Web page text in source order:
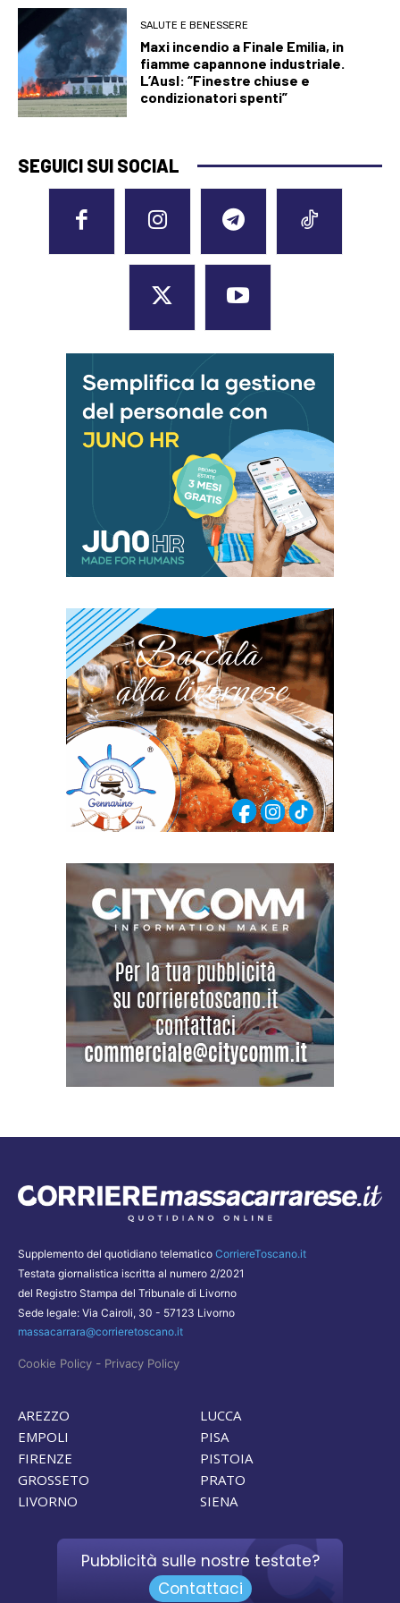
SALUTE E BENESSERE
Maxi incendio a Finale Emilia, in
fiamme capannone industriale.
L’Ausl: “Finestre chiuse e
condizionatori spenti”
SEGUICI SUI SOCIAL
Supplemento del quotidiano telematico CorriereToscano.it
Testata giornalistica iscritta al numero 2/2021
del Registro Stampa del Tribunale di Livorno
Sede legale: Via Cairoli, 30 - 57123 Livorno
massacarrara@corrieretoscano.it
Cookie Policy - Privacy Policy
AREZZO
EMPOLI
FIRENZE
GROSSETO
LIVORNO
LUCCA
PISA
PISTOIA
PRATO
SIENA
Pubblicità sulle nostre testate?
Contattaci